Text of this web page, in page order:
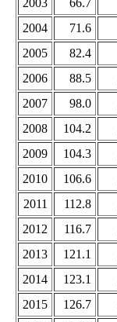
2003 66.7
2004
71.6
2005
82.4
2006
88.5
2007
98.0
2008
104.2
2009
104.3
2010
106.6
2011
112.8
2012
116.7
2013
121.1
2014
123.1
2015
126.7